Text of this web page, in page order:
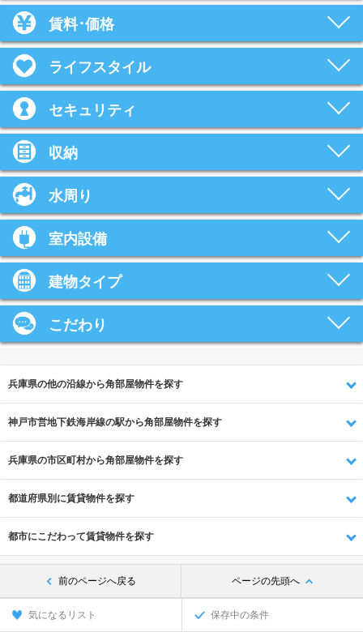
賃料･価格
ライフスタイル
セキュリティ
収納
水周り
室内設備
建物タイプ
こだわり
兵庫県の他の沿線から角部屋物件を探す
神戸市営地下鉄海岸線の駅から角部屋物件を探す
兵庫県の市区町村から角部屋物件を探す
都道府県別に賃貸物件を探す
都市にこだわって賃貸物件を探す
前のページへ戻る ページの先頭へ
気になるリスト 保存中の条件